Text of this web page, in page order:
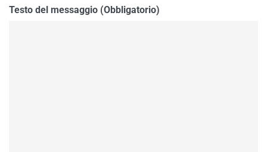
Testo del messaggio (Obbligatorio)